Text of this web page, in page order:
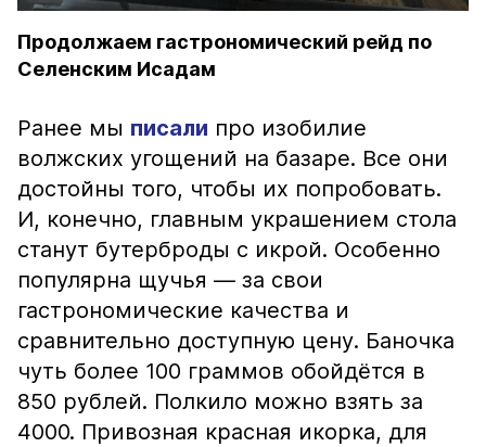
Продолжаем гастрономический рейд по
Селенским Исадам
Ранее мы писали про изобилие
волжских угощений на базаре. Все они
достойны того, чтобы их попробовать.
И, конечно, главным украшением стола
станут бутерброды с икрой. Особенно
популярна щучья — за свои
гастрономические качества и
сравнительно доступную цену. Баночка
чуть более 100 граммов обойдётся в
850 рублей. Полкило можно взять за
4000. Привозная красная икорка, для